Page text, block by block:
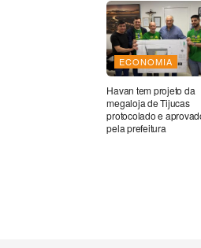
ECONOMIA
Havan tem projeto da
megaloja de Tijucas
protocolado e
pela prefeitura